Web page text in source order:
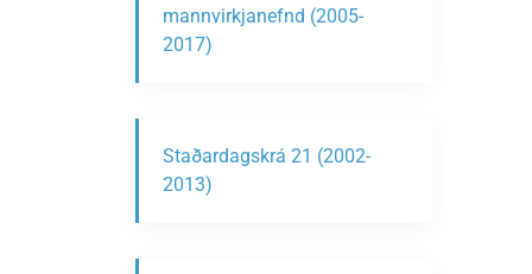
mannvirkjanefnd (2005-
2017)
Staðardagskrá 21 (2002-
2013)